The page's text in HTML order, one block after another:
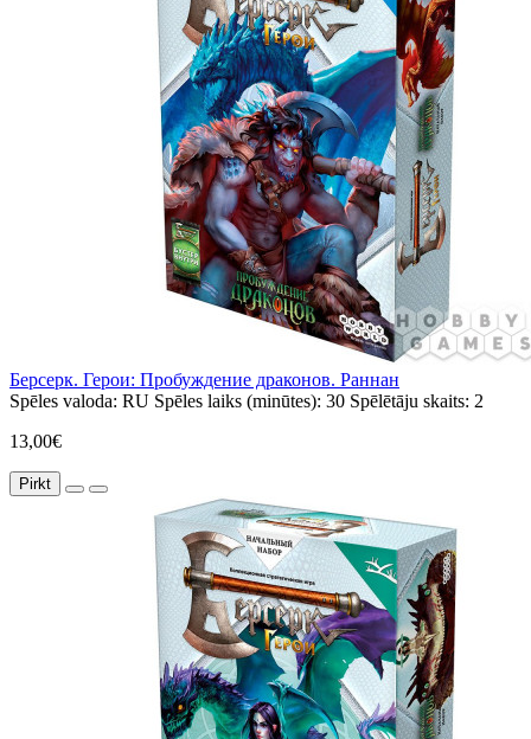
Берсерк. Герои: Пробуждение драконов. Раннан
Spēles valoda: RU Spēles laiks (minūtes): 30 Spēlētāju skaits: 2
13,00€
Pirkt